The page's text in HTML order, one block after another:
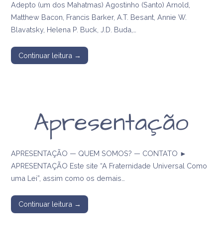
Adepto (um dos Mahatmas) Agostinho (Santo) Arnold,
Matthew Bacon, Francis Barker, A.T. Besant, Annie W.
Blavatsky, Helena P. Buck, J.D. Buda,…
Continuar leitura →
Apresentação
APRESENTAÇÃO — QUEM SOMOS? — CONTATO ►
APRESENTAÇÃO Este site “A Fraternidade Universal Como
uma Lei”, assim como os demais…
Continuar leitura →